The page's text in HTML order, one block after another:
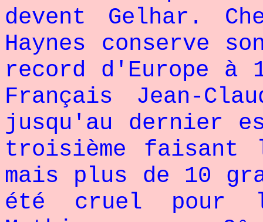
devent Gelhar.
Haynes conserve
record d'Europe
Français Jean-
jusqu'au dernier
troisième faisant
mais plus de 10
été cruel pour